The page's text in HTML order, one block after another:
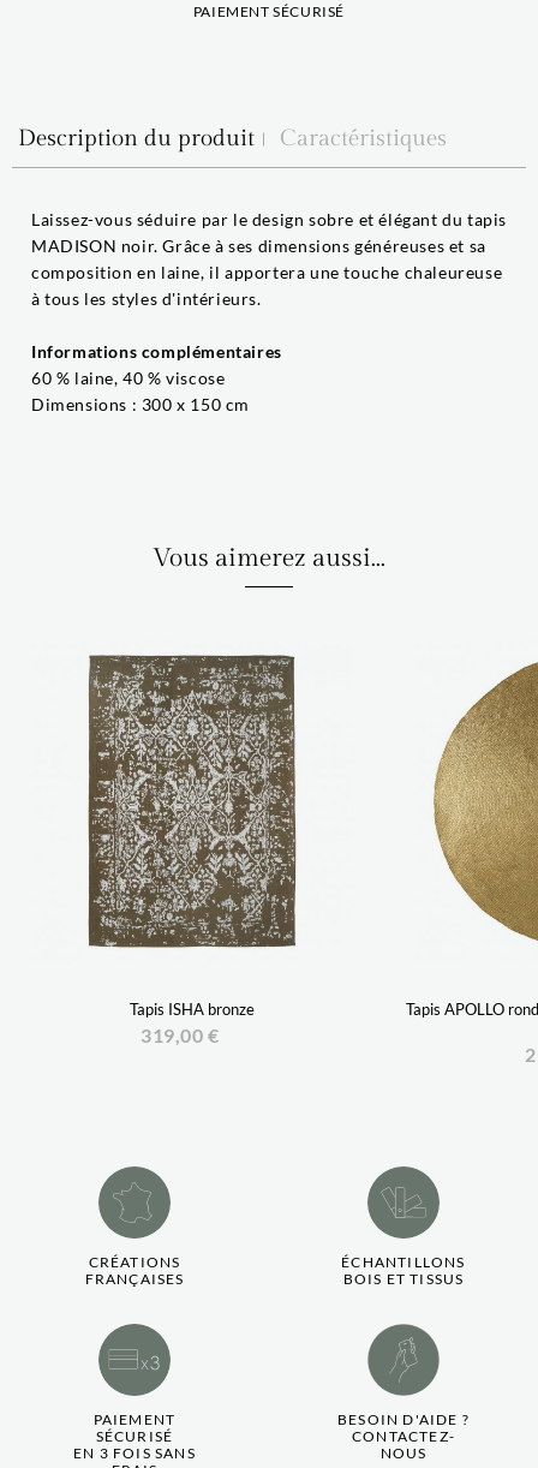
PAIEMENT SÉCURISÉ
Description du produit Caractéristiques
Laissez-vous séduire par le design sobre et élégant du tapis
MADISON noir. Grâce à ses dimensions généreuses et sa
composition en laine, il apportera une touche chaleureuse
à tous les styles d'intérieurs.
Informations complémentaires
60 % laine, 40 % viscose
Dimensions : 300 x 150 cm
Vous aimerez aussi...
Tapis ISHA bronze
319,00 €
Tapis APOLLO
CRÉATIONS
FRANÇAISES
ÉCHANTILLONS
BOIS ET TISSUS
PAIEMENT
SÉCURISÉ
EN 3 FOIS SANS
BESOIN D'AIDE ?
CONTACTEZ-
NOUS